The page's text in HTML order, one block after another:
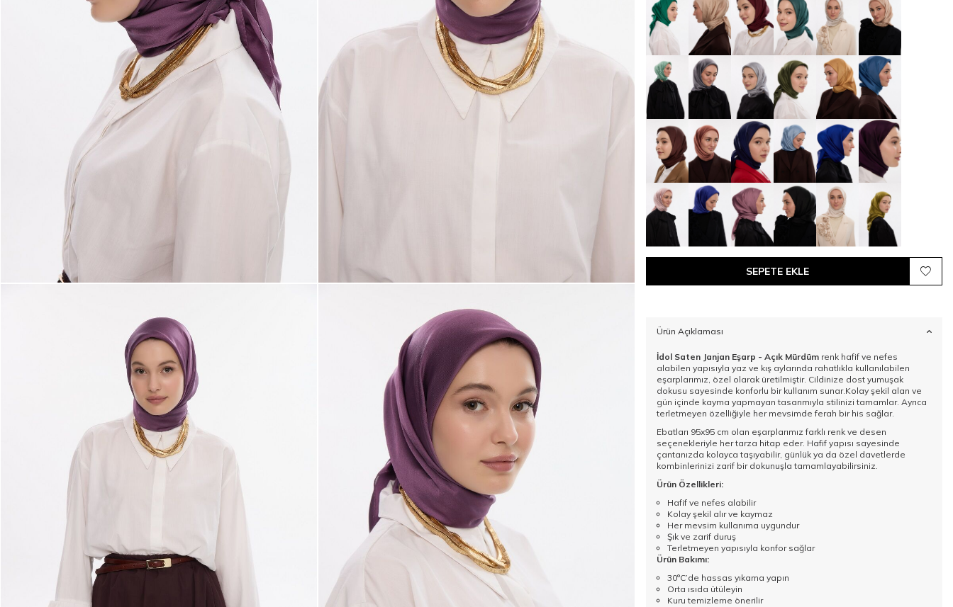
SEPETE EKLE
Ürün Açıklaması
İdol Saten Janjan Eşarp - Açık Mürdüm renk hafif ve nefes
alabilen yapısıyla yaz ve kış aylarında rahatlıkla kullanılabilen
eşarplarımız, özel olarak üretilmiştir. Cildinize dost yumuşak
dokusu sayesinde konforlu bir kullanım sunar.Kolay şekil alan ve
gün içinde kayma yapmayan tasarımıyla stilinizi tamamlar. Ayrıca
terletmeyen özelliğiyle her mevsimde ferah bir his sağlar.
Ebatları 95x95 cm olan eşarplarımız farklı renk ve desen
seçenekleriyle her tarza hitap eder. Hafif yapısı sayesinde
çantanızda kolayca taşıyabilir, günlük ya da özel davetlerde
kombinlerinizi zarif bir dokunuşla tamamlayabilirsiniz.
Ürün Özellikleri:
Hafif ve nefes alabilir
Kolay şekil alır ve kaymaz
Her mevsim kullanıma uygundur
Şık ve zarif duruş
Terletmeyen yapısıyla konfor sağlar
Ürün Bakımı:
30°C’de hassas yıkama yapın
Orta ısıda ütüleyin
Kuru temizleme önerilir